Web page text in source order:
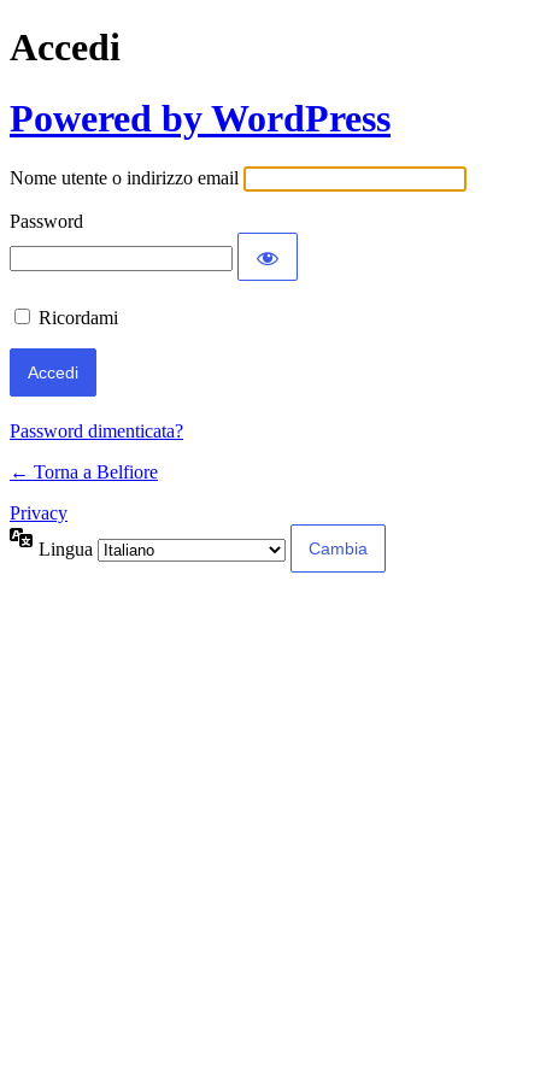
Accedi
Powered by WordPress
Nome utente o indirizzo email
Password
Ricordami
Password dimenticata?
← Torna a Belfiore
Privacy
Lingua